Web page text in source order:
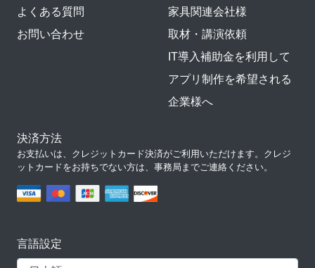
よくある質問
お問い合わせ
家具関連会社様
取材・講演依頼
IT導入補助金を利用して
アプリ制作を希望される
企業様へ
決済方法
お支払いは、クレジットカード決済がご利用いただけます。クレジ
ットカードをお持ちでない方は、事務局までご連絡ください。
言語設定